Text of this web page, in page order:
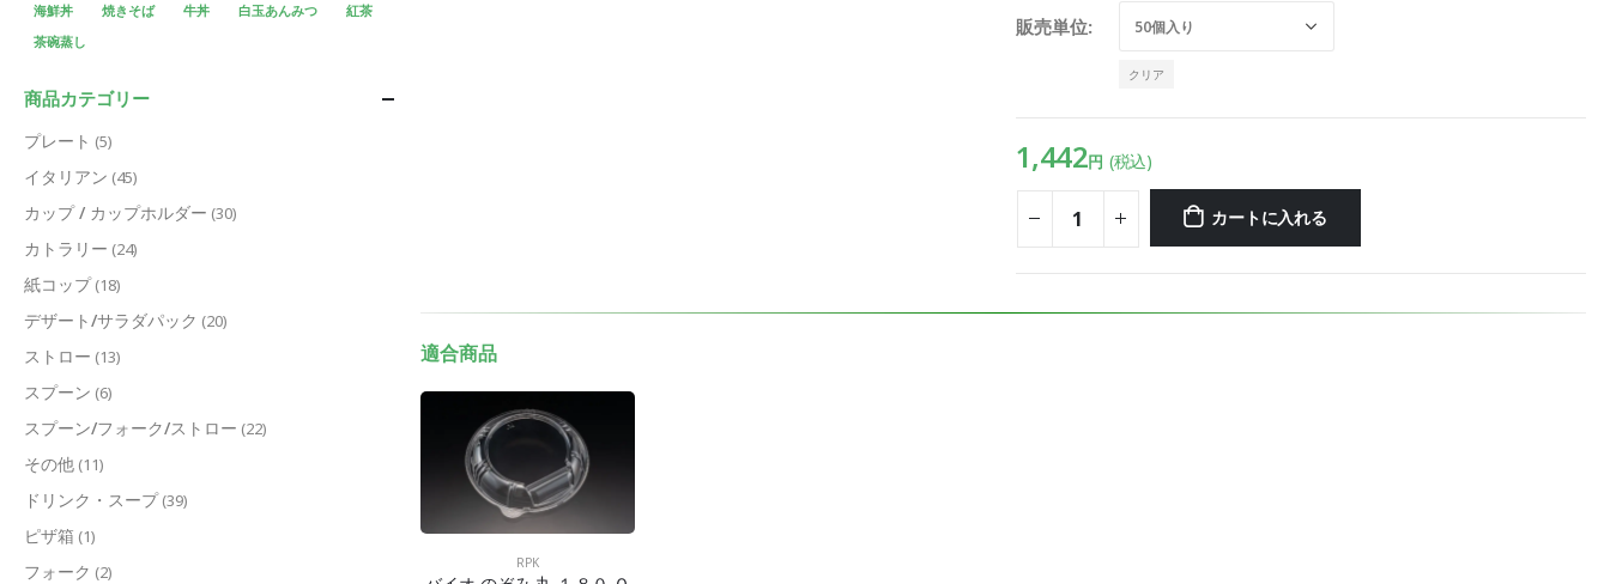
販売単位
クリア
1,442円 (税込)
カートに入れる
適合商品
RPK
海鮮丼
焼きそば 牛丼 白玉あんみつ
紅茶
茶碗蒸し
商品カテゴリー
プレート (5)
イタリアン (45)
カップ / カップホルダー (30)
カトラリー (24)
紙コップ (18)
デザート/サラダパック (20)
ストロー (13)
スプーン (6)
スプーン/フォーク/ストロー (22)
その他 (11)
ドリンク・スープ (39)
ピザ箱 (1)
フォーク (2)